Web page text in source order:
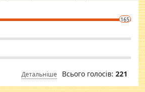
Sakshi Mirchandani health and figure
yourself fit and regularly go to the health165
Детальніше Всього голосів: 221